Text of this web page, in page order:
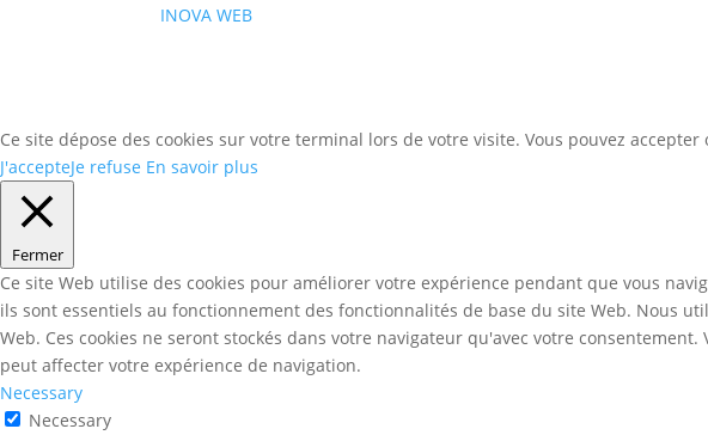
INOVA WEB
Ce site dépose des cookies sur votre terminal lors de votre visite. Vous pouvez
J'accepteJe refuse En savoir plus
Fermer
Ce site Web utilise des cookies pour améliorer votre expérience pendant que vous
ils sont essentiels au fonctionnement des fonctionnalités de base du site Web. Nous
Web. Ces cookies ne seront stockés dans votre navigateur qu'avec votre
peut affecter votre expérience de navigation.
Necessary
Necessary